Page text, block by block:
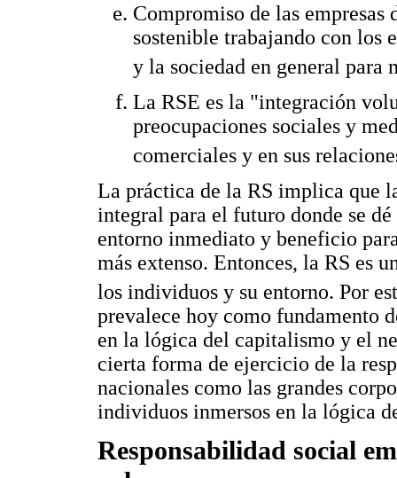
Compromiso de las
sostenible trabajando con los
y la sociedad en general para
La RSE es la "integración
preocupaciones sociales y
comerciales y en sus
La práctica de la RS implica que
integral para el futuro donde se
entorno inmediato y beneficio
más extenso. Entonces, la RS es
los individuos y su entorno. Por
prevalece hoy como fundamento
en la lógica del capitalismo y el
cierta forma de ejercicio de la
nacionales como las grandes
individuos inmersos en la lógica
Responsabilidad social